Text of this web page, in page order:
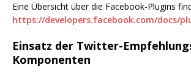
Eine Übersicht über die Facebook-Plugins
https://developers.facebook.com/docs/
Einsatz der Twitter-
Komponenten